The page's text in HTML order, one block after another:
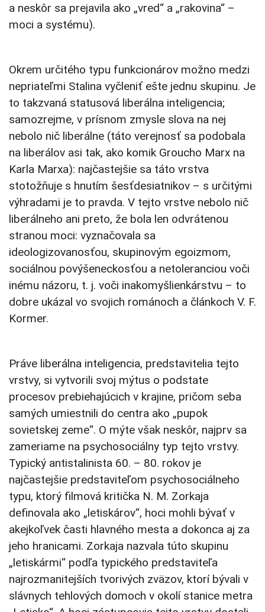
a neskôr sa prejavila ako „vred“ a „rakovina“ –
moci a systému).
Okrem určitého typu funkcionárov možno medzi
nepriateľmi Stalina vyčleniť ešte jednu skupinu. Je
to takzvaná statusová liberálna inteligencia;
samozrejme, v prísnom zmysle slova na nej
nebolo nič liberálne (táto verejnosť sa podobala
na liberálov asi tak, ako komik Groucho Marx na
Karla Marxa): najčastejšie sa táto vrstva
stotožňuje s hnutím šesťdesiatnikov – s určitými
výhradami je to pravda. V tejto vrstve nebolo nič
liberálneho ani preto, že bola len odvrátenou
stranou moci: vyznačovala sa
ideologizovanosťou, skupinovým egoizmom,
sociálnou povýšeneckosťou a netoleranciou voči
inému názoru, t. j. voči inakomyšlienkárstvu – to
dobre ukázal vo svojich románoch a článkoch V. F.
Kormer.
Práve liberálna inteligencia, predstavitelia tejto
vrstvy, si vytvorili svoj mýtus o podstate
procesov prebiehajúcich v krajine, pričom seba
samých umiestnili do centra ako „pupok
sovietskej zeme“. O mýte však neskôr, najprv sa
zameriame na psychosociálny typ tejto vrstvy.
Typický antistalinista 60. – 80. rokov je
najčastejšie predstaviteľom psychosociálneho
typu, ktorý filmová kritička N. M. Zorkaja
definovala ako „letiskárov“, hoci mohli bývať v
akejkoľvek časti hlavného mesta a dokonca aj za
jeho hranicami. Zorkaja nazvala túto skupinu
„letiskármi“ podľa typického predstaviteľa
najrozmanitejších tvorivých zväzov, ktorí bývali v
slávnych tehlových domoch v okolí stanice metra